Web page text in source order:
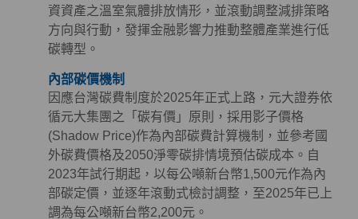
資資產之溫室氣體排放情形，並滾動調整減排策略
方向與行動，發揮金融影響力推動整體產業進行低
碳轉型。
內部碳價機制
因應台灣碳費制度於2025年正式上路，元大證券依
循元大集團之「碳有價」原則，採用影子價格
(Shadow Price)作為內部碳費計算機制，並參考國
外碳費價格及2050淨零碳排情境預估碳成本。自
2023年試行期起，以每公噸新台幣1,500元作為內
部碳定價，並逐年滾動式檢討調整，至2025年已上
調為每公噸新台幣2,200元。